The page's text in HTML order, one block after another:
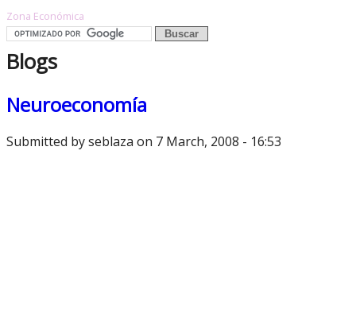
Zona Económica
Blogs
Neuroeconomía
Submitted byseblaza on 7 March, 2008 - 16:53